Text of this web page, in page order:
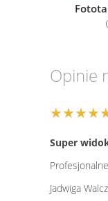
Opinie
Super
Jadwiga